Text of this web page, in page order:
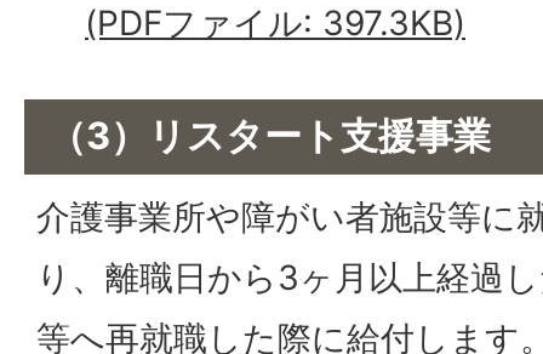
(PDFファイル: 397.3KB)
（3）リスタート支援事業
介護事業所や障がい者施設等に
り、離職日から3ヶ月以上経過
等へ再就職した際に給付します